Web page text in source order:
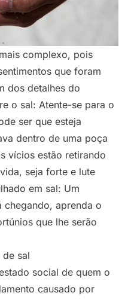
complexo, pois
que foram
dos detalhes do
o sal: Atente-se para o
ser que esteja
dentro de uma poça
vícios estão retirando
seja forte e lute
em sal: Um
chegando, aprenda o
que lhe serão
de sal
social de quem o
causado por